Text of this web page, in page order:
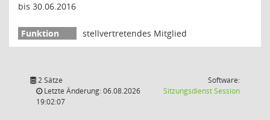
bis 30.06.2016
stellvertretendes Mitglied
2 Sätze
Letzte Änderung: 06.08.2026
19:02:07
Software:
SitzungsdienstSession(Wird in